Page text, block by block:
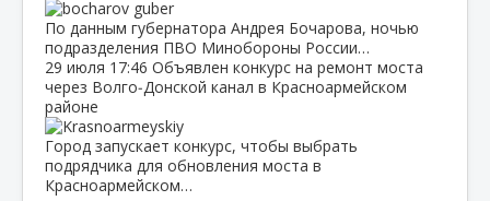
По данным губернатора Андрея Бочарова, ночью
подразделения ПВО Минобороны России…
29 июля 17:46 Объявлен конкурс на ремонт моста
через Волго‑Донской канал в Красноармейском
районе
Город запускает конкурс, чтобы выбрать
подрядчика для обновления моста в
Красноармейском…